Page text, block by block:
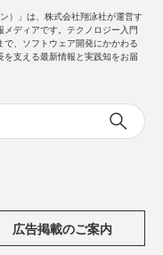
）」は、株式会社翔泳社が運営す
メディアです。テクノロジー入門
、ソフトウェア開発にかかわる
を支える最新情報と実践知をお届
広告掲載のご案内